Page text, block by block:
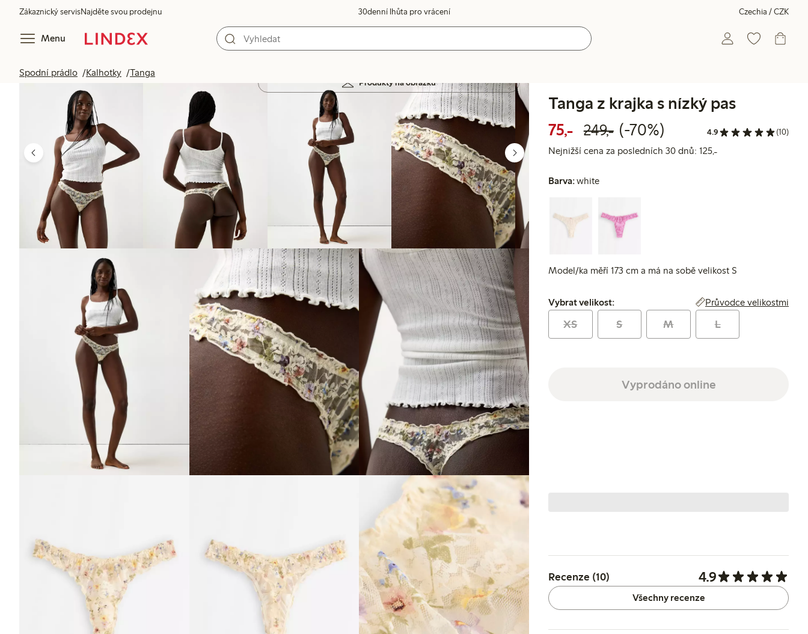
Zákaznický servisNajděte svou prodejnu 30denní lhůta pro vrácení Czechia / CZK
Menu
Spodní prádlo Kalhotky Tanga
Produkty na obrázku
Tanga z krajka s nízký pas
75,- Snížená cena: 75,00 Kč
249,-Běžná cena: 249,00 Kč
70% sleva
(-70%) 4.9 (10)
Nejnižší cena za posledních 30 dnů: 125,-Nejnižší cena za
Barva:white
Model/ka měří 173 cm a má na sobě velikost S
Vybrat velikost:
Vybrat velikost: Průvodce velikostmi
XS S M L
Vyprodáno online
Recenze (10) 4.9
Všechny recenze